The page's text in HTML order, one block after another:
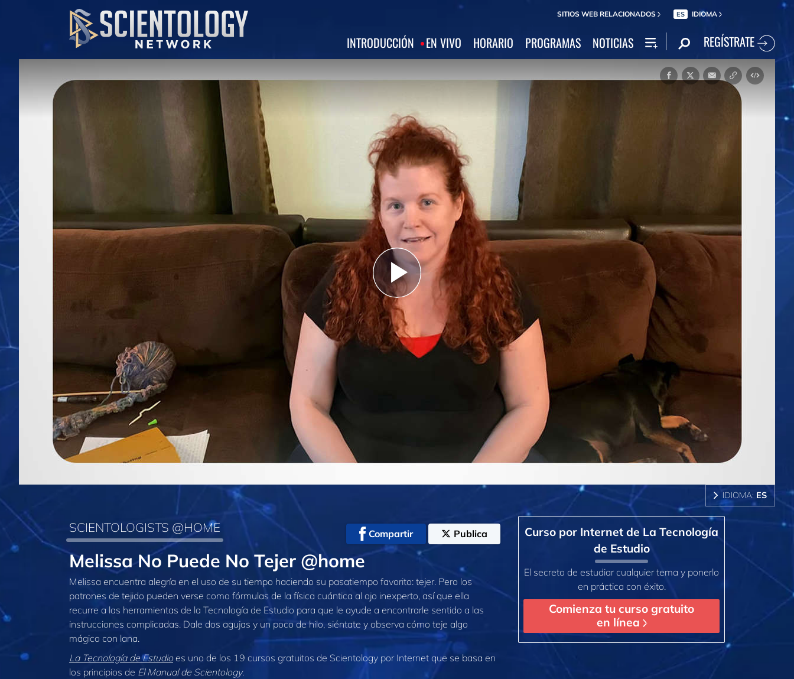
SITIOS WEB RELACIONADOS ES IDIOMA
INTRODUCCIÓN EN VIVO HORARIO PROGRAMAS NOTICIAS REGÍSTRATE
Play
IDIOMA: ES
SCIENTOLOGISTS @HOME Compartir Publica
Melissa No Puede No Tejer @home
Melissa encuentra alegría en el uso de su tiempo haciendo su pasatiempo favorito: tejer. Pero los
patrones de tejido pueden verse como fórmulas de la física cuántica al ojo inexperto, así que ella
recurre a las herramientas de la Tecnología de Estudio para que le ayude a encontrarle sentido a las
instrucciones complicadas. Dale dos agujas y un poco de hilo, siéntate y observa cómo teje algo
mágico con lana.
La Tecnología de Estudioes uno de los 19 cursos gratuitos de Scientology por Internet que se basa en
los principios de El Manual de Scientology.
Curso por Internet de La Tecnología
de Estudio
El secreto de estudiar cualquier tema y ponerlo
en práctica con éxito.
Comienza tu curso gratuito
en línea